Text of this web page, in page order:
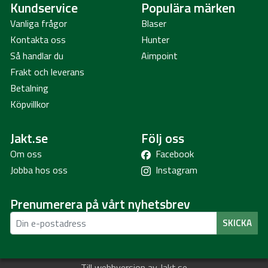
Kundservice
Vanliga frågor
Kontakta oss
Så handlar du
Frakt och leverans
Betalning
Köpvillkor
Populära märken
Blaser
Hunter
Aimpoint
Jakt.se
Om oss
Jobba hos oss
Följ oss
Facebook
Instagram
Prenumerera på vårt nyhetsbrev
SKICKA